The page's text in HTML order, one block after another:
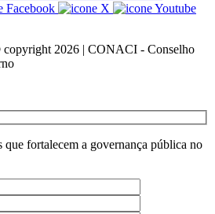
copyright 2026 | CONACI - Conselho
que fortalecem a governança pública no